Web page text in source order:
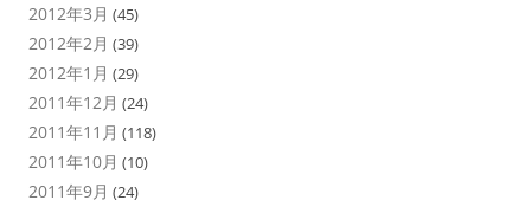
2012年3月 (45)
2012年2月 (39)
2012年1月 (29)
2011年12月 (24)
2011年11月 (118)
2011年10月 (10)
2011年9月 (24)